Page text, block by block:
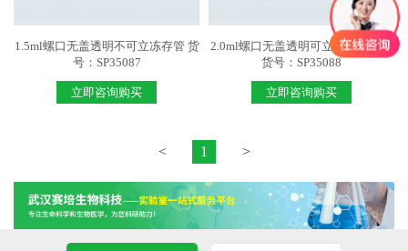
1.5ml螺口无盖透明不可立冻存管 货
号：SP35087
立即咨询购买
2.0ml螺口无盖透明可立灭菌冻存管
货号：SP35088
立即咨询购买
< 1 >